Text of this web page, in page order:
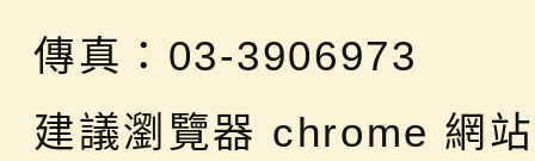
傳真：03-3906973
建議瀏覽器 chrome 網